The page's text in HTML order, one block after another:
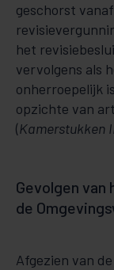
geschorst
het
vervolgens als
onherroepelijk
opzichte van
(Kamerstukken
Gevolgen
de
Afgezien van